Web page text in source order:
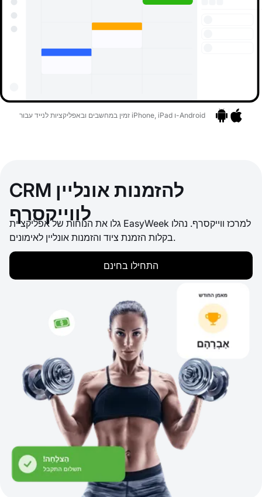
זמין במחשבים ובאפליקציות לנייד עבור iPhone, iPad ו-Android
CRM להזמנות אונליין
לווייקסרף
גלו את הנוחות של אפליקציית EasyWeek למרכז ווייקסרף. נהלו
בקלות הזמנת ציוד והזמנות אונליין לאימונים.
התחילו בחינם